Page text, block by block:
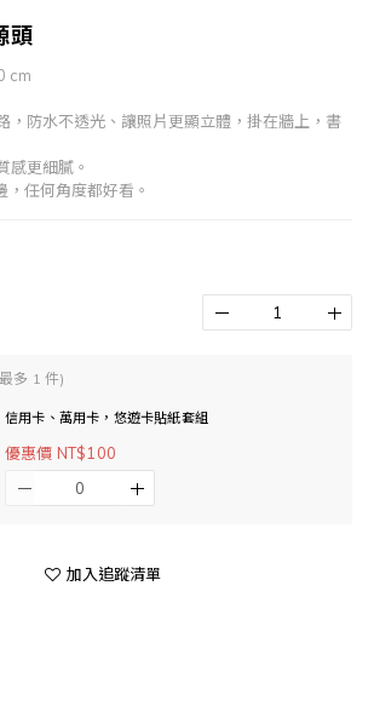
頭
cm
，防水不透光、讓照片更顯立體，掛在牆上，書
感更細膩。
任何角度都好看。
多 1 件)
信用卡、萬用卡，悠遊卡貼紙套組
優惠價 NT$100
加入追蹤清單